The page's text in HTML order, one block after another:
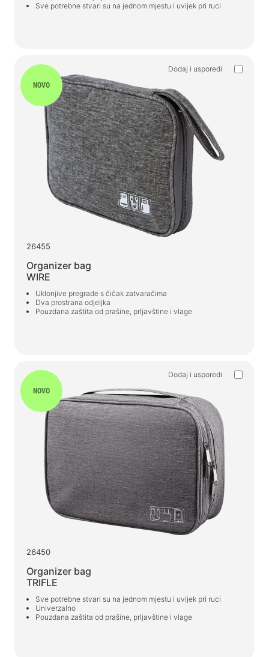
Gaming podloge za miša
Gaming miševi
Mikrofoni za streaming igara
Stolovi za igru
Gaming uređaji
Gamepads
Gaming volani
Namještaj za igre i dodaci
Pribor i rezervni dijelovi za stolice
Podni tepisi za igru
Stolovi za igru
Stolice za igre
Komponente računala
Zaštita elektronapajanja
Produžni kabeli za napajanje
Zaštita od napona
Razvodnici
Stabilizatori napona
Razdjelnik utikača
Automatski regulatori napona
Punjači, adapteri
Punjači za auto
Punjači mrežni
Kablovi i adapteri
Kablovi USB
Sve potrebne stvari su na jednom mjestu i uvijek pri ruci
NOVO
Dodaj i usporedi
26455
Organizer bag
WIRE
Uklonjive pregrade s čičak zatvaračima
Dva prostrana odjeljka
Pouzdana zaštita od prašine, prljavštine i vlage
NOVO
Dodaj i usporedi
26450
Organizer bag
TRIFLE
Sve potrebne stvari su na jednom mjestu i uvijek pri ruci
Univerzalno
Pouzdana zaštita od prašine, prljavštine i vlage